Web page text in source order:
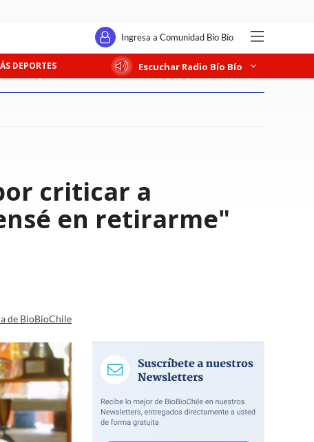
Ingresa a Comunidad Bío Bío
DEPORTES Escuchar Radio Bío Bío
criticar a
en retirarme"
de BioBioChile